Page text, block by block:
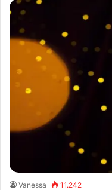
Vanessa 11.242